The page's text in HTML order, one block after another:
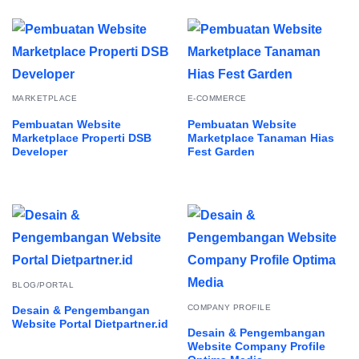
MARKETPLACE
Pembuatan Website
Marketplace Properti DSB
Developer
E-COMMERCE
Pembuatan Website
Marketplace Tanaman Hias
Fest Garden
BLOG/PORTAL
Desain & Pengembangan
Website Portal Dietpartner.id
COMPANY PROFILE
Desain & Pengembangan
Website Company Profile